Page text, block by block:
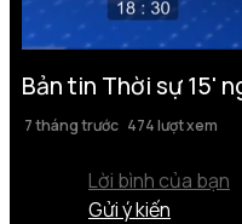
Bản tin Thời sự 15'
7 tháng trước 474 lượt xem
Lời bình của bạn
Gửi ý kiến